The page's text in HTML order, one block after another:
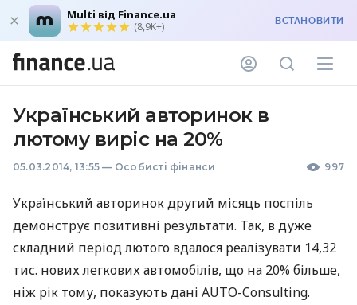
Multi від Finance.ua
(8,9K+) ВСТАНОВИТИ
Український авторинок в
лютому виріс на 20%
05.03.2014, 13:55 — Особисті фінанси 997
Український авторинок другий місяць поспіль
демонструє позитивні результати. Так, в дуже
складний період лютого вдалося реалізувати 14,32
тис. нових легкових автомобілів, що на 20% більше,
ніж рік тому, показують дані AUTO-Consulting.